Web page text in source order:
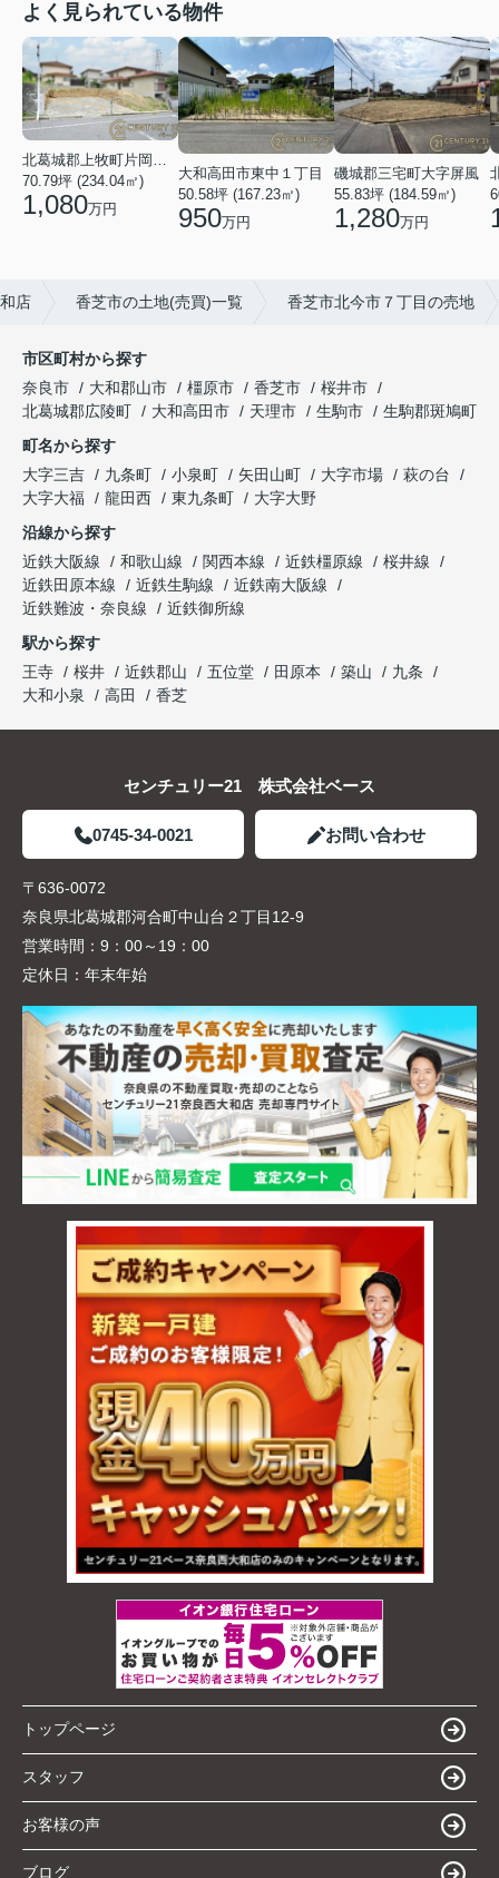
よく見られている物件
北葛城郡上牧町片岡台１丁目
70.79坪 (234.04㎡)
1,080万円
大和高田市東中１丁目
50.58坪 (167.23㎡)
950万円
磯城郡三宅町大字屏風
55.83坪 (184.59㎡)
1,280万円
店 香芝市の土地(売買)一覧 香芝市北今市７丁目の売地
市区町村から探す
奈良市
大和郡山市 橿原市 香芝市
桜井市
北葛城郡広陵町
大和高田市 天理市 生駒市
生駒郡斑鳩町
町名から探す
大字三吉
九条町 小泉町 矢田山町 大字市場
萩の台
大字大福
龍田西 東九条町
大字大野
沿線から探す
近鉄大阪線
和歌山線 関西本線 近鉄橿原線
桜井線
近鉄田原本線
近鉄生駒線
近鉄南大阪線
近鉄難波・奈良線
近鉄御所線
駅から探す
王寺
桜井 近鉄郡山 五位堂 田原本 築山
九条
大和小泉
高田 香芝
センチュリー21 株式会社ベース
0745-34-0021 お問い合わせ
〒636-0072
奈良県北葛城郡河合町中山台２丁目12-9
営業時間： 9：00～19：00
定休日： 年末年始
トップページ
スタッフ
お客様の声
ブログ